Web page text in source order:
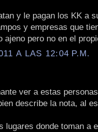
y le pagan los KK a
y empresas que
ajeno pero no en el
A LAS 12:04 P.M.
ver a estas
describe la nota, al
lugares donde toman a